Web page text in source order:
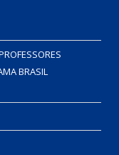
BRASIL